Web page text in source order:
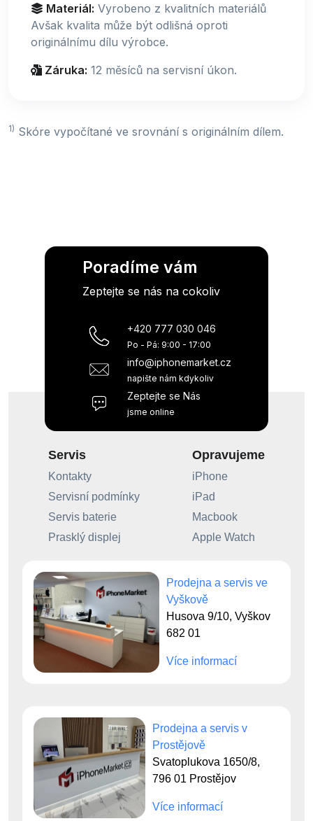
Materiál: Vyrobeno z kvalitních materiálů
Avšak kvalita může být odlišná oproti
originálnímu dílu výrobce.
Záruka: 12 měsíců na servisní úkon.
1) Skóre vypočítané ve srovnání s originálním dílem.
Poradíme vám
Zeptejte se nás na cokoliv
+420 777 030 046
Po - Pá: 9:00 - 17:00
info@iphonemarket.cz
napište nám kdykoliv
Zeptejte se Nás
jsme online
Servis
Kontakty
Servisní podmínky
Servis baterie
Prasklý displej
Opravujeme
iPhone
iPad
Macbook
Apple Watch
Prodejna a servis ve
Vyškově
Husova 9/10, Vyškov
682 01
Více informací
Prodejna a servis v
Prostějově
Svatoplukova 1650/8,
796 01 Prostějov
Více informací